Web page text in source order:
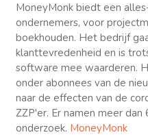
MoneyMonk biedt een
ondernemers, voor
boekhouden. Het bedrijf
klanttevredenheid en is
software mee waarderen.
onder abonnees van de
naar de effecten van de
ZZP'er. Er namen meer dan
onderzoek. MoneyMonk